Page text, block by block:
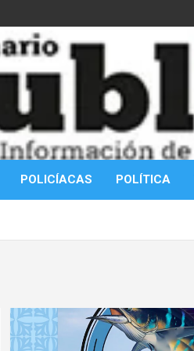
POLICÍACAS POLÍTICA